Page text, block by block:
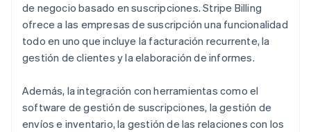
de negocio basado en suscripciones. Stripe Billing
ofrece a las empresas de suscripción una funcionalidad
todo en uno que incluye la facturación recurrente, la
gestión de clientes y la elaboración de informes.
Además, la integración con herramientas como el
software de gestión de suscripciones, la gestión de
envíos e inventario, la gestión de las relaciones con los